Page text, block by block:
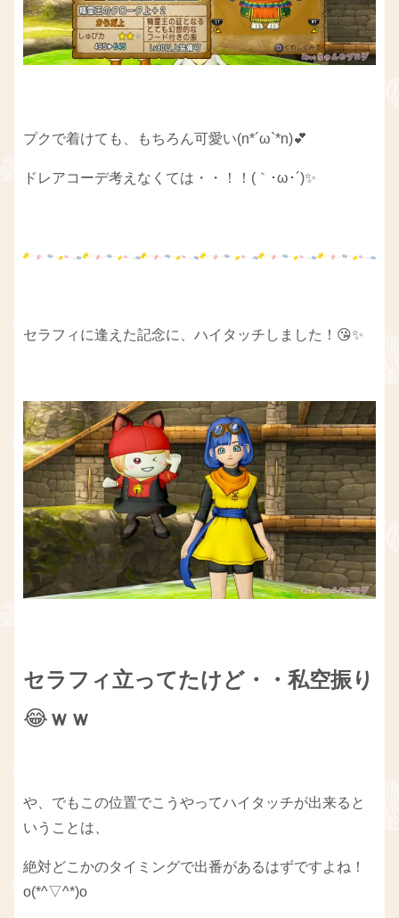
プクで着けても、もちろん可愛い(n*´ω`*n)💕
ドレアコーデ考えなくては・・！！(｀･ω･´)✨
セラフィに逢えた記念に、ハイタッチしました！😘✨
セラフィ立ってたけど・・私空振り
😂ｗｗ
や、でもこの位置でこうやってハイタッチが出来ると
いうことは、
絶対どこかのタイミングで出番があるはずですよね！
o(*^▽^*)o